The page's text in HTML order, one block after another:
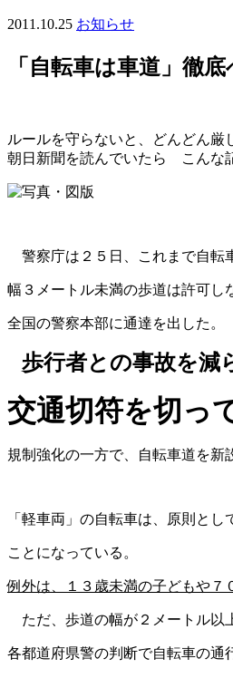
2011.10.25 お知らせ
「自転車は車道」徹
ルールを守らないと、どんどん厳
朝日新聞を読んでいたら こんな
警察庁は２５日、これまで自転
幅３メートル未満の歩道は許可し
全国の警察本部に通達を出した。
歩行者との事故を減
交通切符を切っ
規制強化の一方で、自転車道を新
「軽車両」の自転車は、原則と
ことになっている。
例外は、１３歳未満の子どもや７
ただ、歩道の幅が２メートル以
各都道府県警の判断で自転車の通